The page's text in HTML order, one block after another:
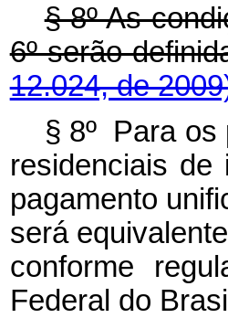
§ 8º As
6º serão
12.024, de
§ 8º Para os
residenciais de
pagamento
será
conforme
Federal do